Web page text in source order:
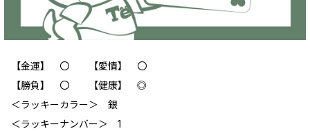
【金運】 〇 【愛情】 〇
【勝負】 〇 【健康】 ◎
＜ラッキーカラー＞ 銀
＜ラッキーナンバー＞ 1